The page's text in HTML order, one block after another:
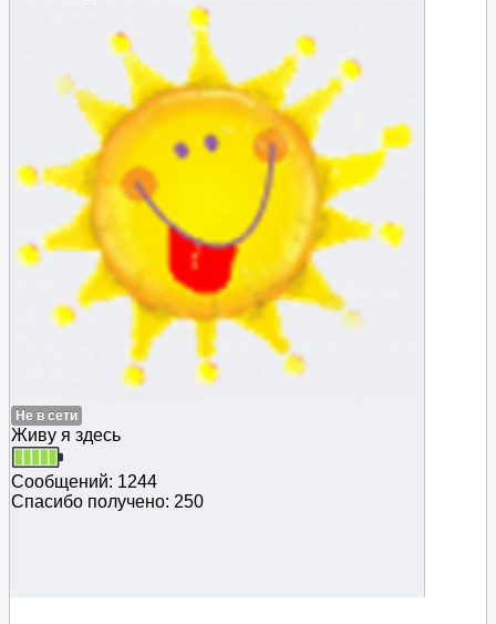
Не в сети
Живу я здесь
Сообщений: 1244
Спасибо получено: 250